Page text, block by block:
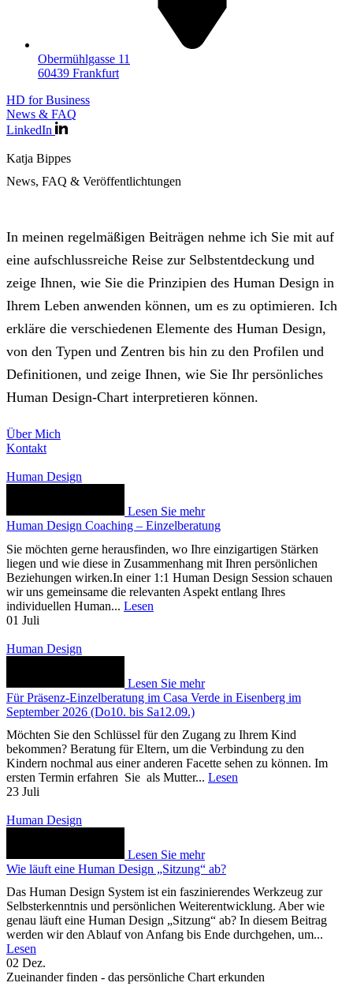
Obermühlgasse 11
60439 Frankfurt
HD for Business
News & FAQ
LinkedIn
Katja Bippes
News, FAQ & Veröffentlichtungen
In meinen regelmäßigen Beiträgen nehme ich Sie mit auf
eine aufschlussreiche Reise zur Selbstentdeckung und
zeige Ihnen, wie Sie die Prinzipien des Human Design in
Ihrem Leben anwenden können, um es zu optimieren. Ich
erkläre die verschiedenen Elemente des Human Design,
von den Typen und Zentren bis hin zu den Profilen und
Definitionen, und zeige Ihnen, wie Sie Ihr persönliches
Human Design-Chart interpretieren können.
Über Mich
Kontakt
Human Design
Lesen Sie mehr
Human Design Coaching – Einzelberatung
Sie möchten gerne herausfinden, wo Ihre einzigartigen Stärken
liegen und wie diese in Zusammenhang mit Ihren persönlichen
Beziehungen wirken.In einer 1:1 Human Design Session schauen
wir uns gemeinsame die relevanten Aspekt entlang Ihres
individuellen Human... Lesen
01 Juli
Human Design
Lesen Sie mehr
Für Präsenz-Einzelberatung im Casa Verde in Eisenberg im
September 2026 (Do10. bis Sa12.09.)
Möchten Sie den Schlüssel für den Zugang zu Ihrem Kind
bekommen? Beratung für Eltern, um die Verbindung zu den
Kindern nochmal aus einer anderen Facette sehen zu können. Im
ersten Termin erfahren Sie als Mutter... Lesen
23 Juli
Human Design
Lesen Sie mehr
Wie läuft eine Human Design „Sitzung“ ab?
Das Human Design System ist ein faszinierendes Werkzeug zur
Selbsterkenntnis und persönlichen Weiterentwicklung. Aber wie
genau läuft eine Human Design „Sitzung“ ab? In diesem Beitrag
werden wir den Ablauf von Anfang bis Ende durchgehen, um...
Lesen
02 Dez.
Zueinander finden - das persönliche Chart erkunden